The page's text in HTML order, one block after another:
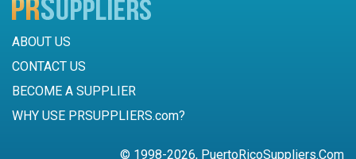
ABOUT US
CONTACT US
BECOME A SUPPLIER
WHY USE PRSUPPLIERS.com?
© 1998-2026, PuertoRicoSuppliers.Com